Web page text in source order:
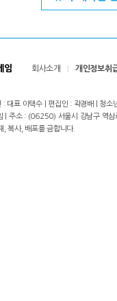
임 회사소개 개인정보취
: 대표 이택수 | 편집인 : 곽경배 |
| 주소 : (06250) 서울시 강남구
, 복사, 배포를 금합니다.